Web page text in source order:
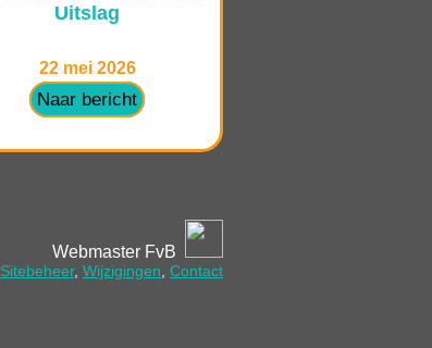
Uitslag
22 mei 2026
Naar bericht
Webmaster FvB
Sitebeheer, Wijzigingen Contact